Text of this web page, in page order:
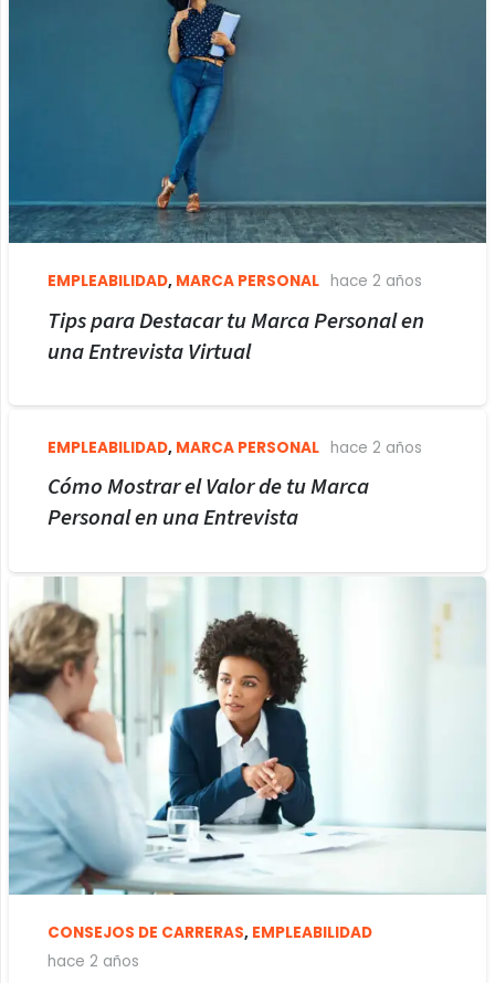
EMPLEABILIDAD, MARCA PERSONAL hace 2 años
Tips para Destacar tu Marca Personal en
una Entrevista Virtual
EMPLEABILIDAD, MARCA PERSONAL hace 2 años
Cómo Mostrar el Valor de tu Marca
Personal en una Entrevista
CONSEJOS DE CARRERAS, EMPLEABILIDAD
hace 2 años